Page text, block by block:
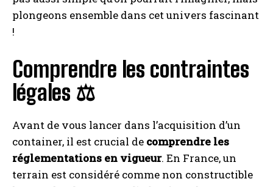
plongeons ensemble dans cet univers fascinant
!
Comprendre les contraintes
légales ⚖️
Avant de vous lancer dans l’acquisition d’un
container, il est crucial de comprendre les
réglementations en vigueur. En France, un
terrain est considéré comme non constructible